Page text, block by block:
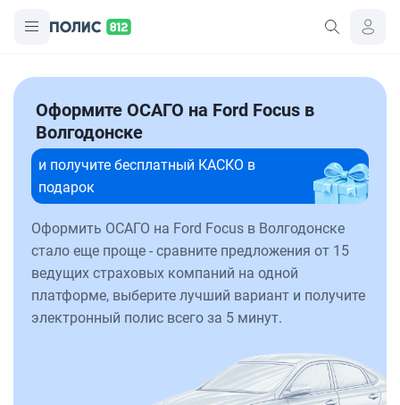
Оформите ОСАГО на Ford Focus в
Волгодонске
и получите бесплатный КАСКО в
подарок
Оформить ОСАГО на Ford Focus в Волгодонске
стало еще проще - сравните предложения от 15
ведущих страховых компаний на одной
платформе, выберите лучший вариант и получите
электронный полис всего за 5 минут.